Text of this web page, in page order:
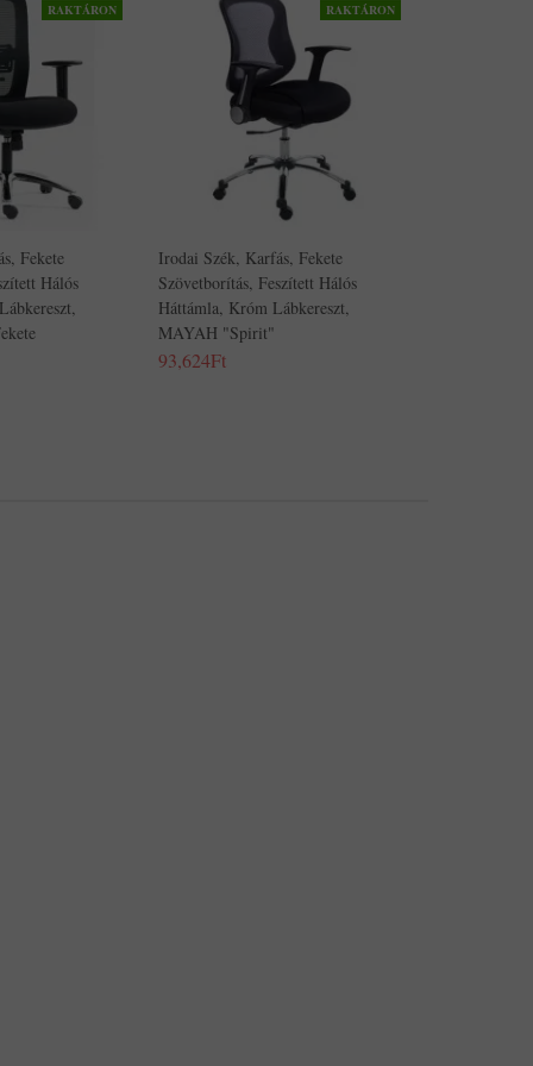
RAKTÁRON
Fekete
Hálós
RAKTÁRON
Irodai Szék, Karfás, Fekete
Szövetborítás, Feszített Hálós
Háttámla, Króm Lábkereszt,
MAYAH "Spirit"
93,624Ft